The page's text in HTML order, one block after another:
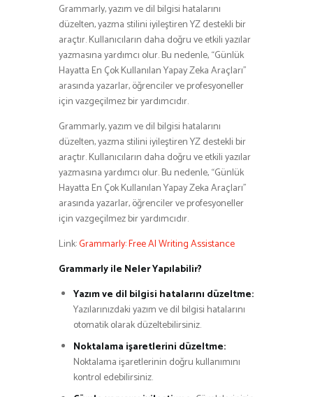
Grammarly, yazım ve dil bilgisi hatalarını
düzelten, yazma stilini iyileştiren YZ destekli bir
araçtır. Kullanıcıların daha doğru ve etkili yazılar
yazmasına yardımcı olur. Bu nedenle, “Günlük
Hayatta En Çok Kullanılan Yapay Zeka Araçları”
arasında yazarlar, öğrenciler ve profesyoneller
için vazgeçilmez bir yardımcıdır.
Grammarly, yazım ve dil bilgisi hatalarını
düzelten, yazma stilini iyileştiren YZ destekli bir
araçtır. Kullanıcıların daha doğru ve etkili yazılar
yazmasına yardımcı olur. Bu nedenle, “Günlük
Hayatta En Çok Kullanılan Yapay Zeka Araçları”
arasında yazarlar, öğrenciler ve profesyoneller
için vazgeçilmez bir yardımcıdır.
Link:Grammarly: Free AI Writing Assistance
Grammarly ile Neler Yapılabilir?
Yazım ve dil bilgisi hatalarını düzeltme:
Yazılarınızdaki yazım ve dil bilgisi hatalarını
otomatik olarak düzeltebilirsiniz.
Noktalama işaretlerini düzeltme:
Noktalama işaretlerinin doğru kullanımını
kontrol edebilirsiniz.